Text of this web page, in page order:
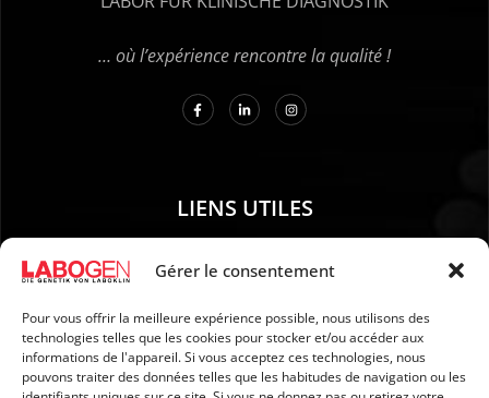
Gérer le consentement
Pour vous offrir la meilleure expérience possible, nous utilisons des
technologies telles que les cookies pour stocker et/ou accéder aux
informations de l'appareil. Si vous acceptez ces technologies, nous
pouvons traiter des données telles que les habitudes de navigation ou les
… où l’expérience rencontre la qualité !
LIENS UTILES
01. Instructions pour le prélèvement d’échantillons
03. Mention légales
04. Protection des données
05. CGV